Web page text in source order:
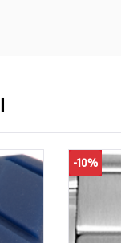
-10%